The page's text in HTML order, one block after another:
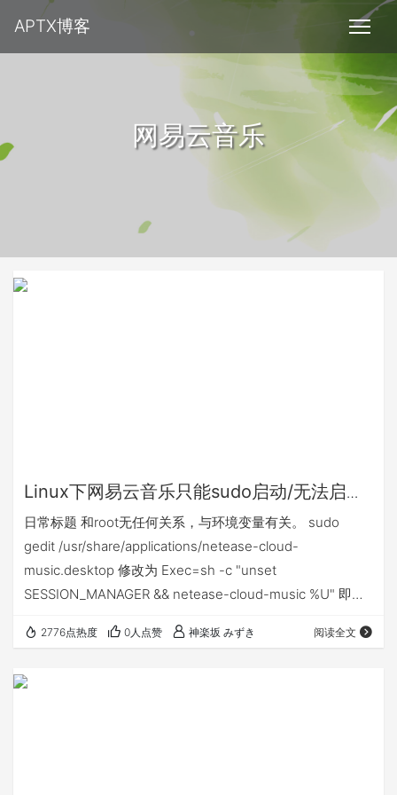
APTX博客
网易云音乐
Linux下网易云音乐只能sudo启动/无法启动
解决
日常标题 和root无任何关系，与环境变量有关。 sudo
gedit /usr/share/applications/netease-cloud-
music.desktop 修改为 Exec=sh -c "unset
SESSION_MANAGER && netease-cloud-music %U" 即
2776点热度 0人点赞 神楽坂 みずき 阅读全文